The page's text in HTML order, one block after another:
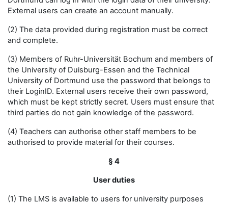
External users can create an account manually.
(2) The data provided during registration must be correct
and complete.
(3) Members of Ruhr-Universität Bochum and members of
the University of Duisburg-Essen and the Technical
University of Dortmund use the password that belongs to
their LoginID. External users receive their own password,
which must be kept strictly secret. Users must ensure that
third parties do not gain knowledge of the password.
(4) Teachers can authorise other staff members to be
authorised to provide material for their courses.
§ 4
User duties
(1) The LMS is available to users for university purposes